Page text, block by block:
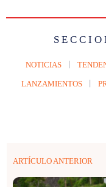
NOTICIAS
LANZAMIENTOS
ARTÍCULO ANTERIOR